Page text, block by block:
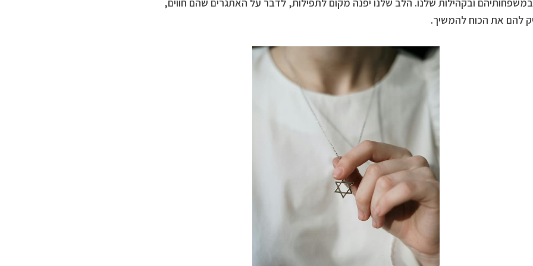
ובקהילות שלנו. הלב שלנו יפנה מקום לתפילות, לדבר על האתגרים שהם חווים,
להם את הכוח להמשיך.